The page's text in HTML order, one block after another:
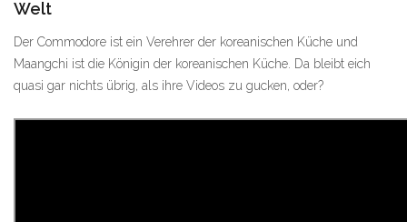
Welt
Der Commodore ist ein Verehrer der koreanischen Küche und
Maangchi ist die Königin der koreanischen Küche. Da bleibt eich
quasi gar nichts übrig, als ihre Videos zu gucken, oder?